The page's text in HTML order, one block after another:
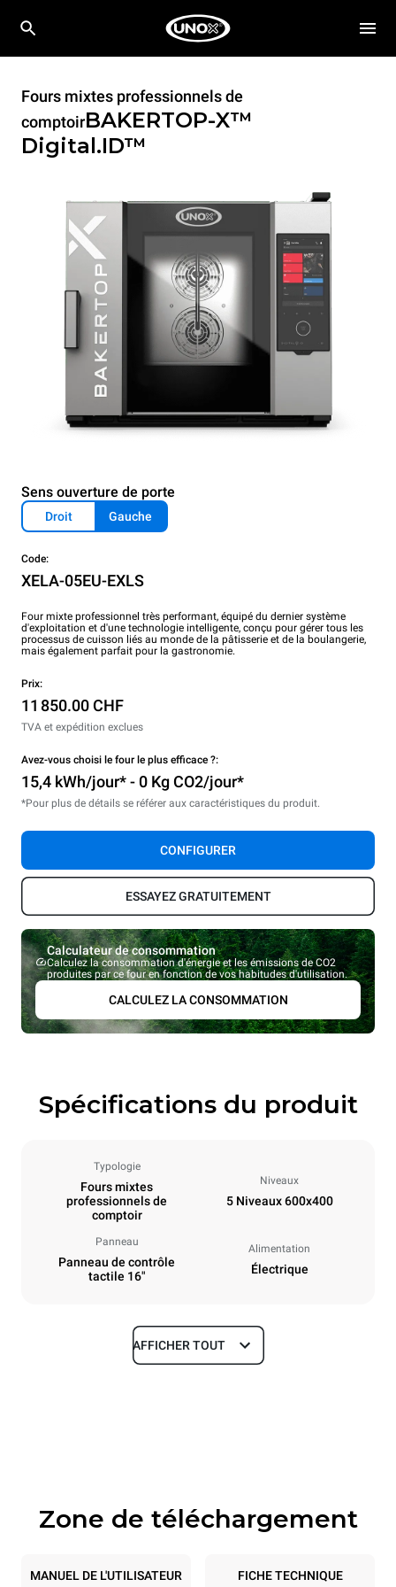
Fours mixtes professionnels de
comptoirBAKERTOP-X™
Digital.ID™
Sens ouverture de porte
Droit Gauche
Code:
XELA-05EU-EXLS
Four mixte professionnel très performant, équipé du dernier système
d'exploitation et d'une technologie intelligente, conçu pour gérer tous les
processus de cuisson liés au monde de la pâtisserie et de la boulangerie,
mais également parfait pour la gastronomie.
Prix:
11 850.00 CHF
TVA et expédition exclues
Avez-vous choisi le four le plus efficace ?:
15,4 kWh/jour* - 0 Kg CO2/jour*
*Pour plus de détails se référer aux caractéristiques du produit.
CONFIGURER
ESSAYEZ GRATUITEMENT
Calculateur de consommation
Calculez la consommation d'énergie et les émissions de CO2
produites par ce four en fonction de vos habitudes d'utilisation.
CALCULEZ LA CONSOMMATION
Spécifications du produit
Typologie
Fours mixtes
professionnels de
comptoir
Niveaux
5 Niveaux 600x400
Panneau
Panneau de contrôle
tactile 16"
Alimentation
Électrique
Dimensions
Caractéristiques de la plaque
5 600x400
AFFICHER TOUT
Zone de téléchargement
MANUEL DE L'UTILISATEUR FICHE TECHNIQUE